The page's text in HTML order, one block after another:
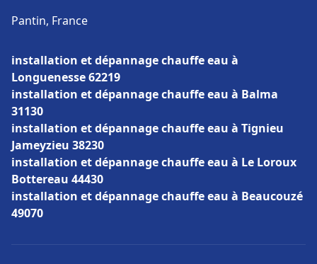
Pantin, France
installation et dépannage chauffe eau à
Longuenesse 62219
installation et dépannage chauffe eau à Balma
31130
installation et dépannage chauffe eau à Tignieu
Jameyzieu 38230
installation et dépannage chauffe eau à Le Loroux
Bottereau 44430
installation et dépannage chauffe eau à Beaucouzé
49070